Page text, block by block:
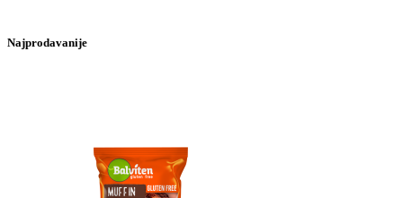
Najprodavanije